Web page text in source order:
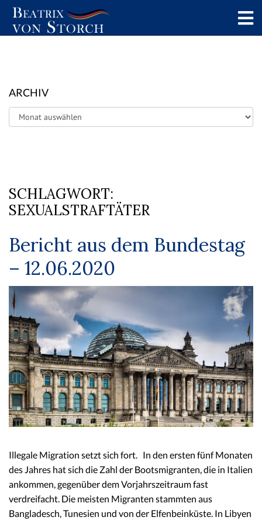
ARCHIV
Archiv
SCHLAGWORT:
SEXUALSTRAFTÄTER
Bericht aus dem Bundestag
– 12.06.2020
Illegale Migration setzt sich fort. In den ersten fünf Monaten
des Jahres hat sich die Zahl der Bootsmigranten, die in Italien
ankommen, gegenüber dem Vorjahrszeitraum fast
verdreifacht. Die meisten Migranten stammten aus
Bangladesch, Tunesien und von der Elfenbeinküste. In Libyen